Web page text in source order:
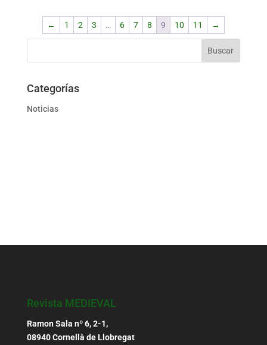
← 1 2 3 … 6 7 8 9 10 11 →
Categorías
Noticias
Revista MEDIEVAL
Ramon Sala nº 6, 2-1,
08940 Cornellà de Llobregat